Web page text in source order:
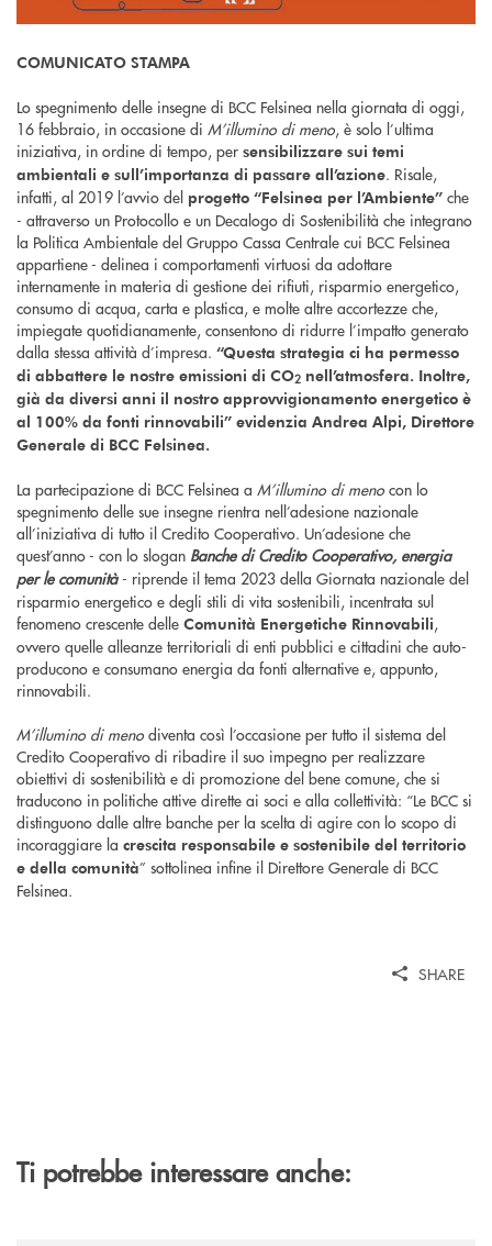
COMUNICATO STAMPA
Lo spegnimento delle insegne di BCC Felsinea nella giornata di oggi,
16 febbraio, in occasione di M’illumino di meno, è solo l’ultima
iniziativa, in ordine di tempo, per sensibilizzare sui temi
ambientali e sull’importanza di passare all’azione. Risale,
infatti, al 2019 l’avvio del progetto “Felsinea per l’Ambiente” che
- attraverso un Protocollo e un Decalogo di Sostenibilità che integrano
la Politica Ambientale del Gruppo Cassa Centrale cui BCC Felsinea
appartiene - delinea i comportamenti virtuosi da adottare
internamente in materia di gestione dei rifiuti, risparmio energetico,
consumo di acqua, carta e plastica, e molte altre accortezze che,
impiegate quotidianamente, consentono di ridurre l’impatto generato
dalla stessa attività d’impresa. “Questa strategia ci ha permesso
di abbattere le nostre emissioni di CO2 nell’atmosfera. Inoltre,
già da diversi anni il nostro approvvigionamento energetico è
al 100% da fonti rinnovabili” evidenzia Andrea Alpi, Direttore
Generale di BCC Felsinea.
La partecipazione di BCC Felsinea a M’illumino di meno con lo
spegnimento delle sue insegne rientra nell’adesione nazionale
all’iniziativa di tutto il Credito Cooperativo. Un’adesione che
quest’anno - con lo slogan Banche di Credito Cooperativo, energia
per le comunità - riprende il tema 2023 della Giornata nazionale del
risparmio energetico e degli stili di vita sostenibili, incentrata sul
fenomeno crescente delle Comunità Energetiche Rinnovabili,
ovvero quelle alleanze territoriali di enti pubblici e cittadini che auto-
producono e consumano energia da fonti alternative e, appunto,
rinnovabili.
M’illumino di meno diventa così l’occasione per tutto il sistema del
Credito Cooperativo di ribadire il suo impegno per realizzare
obiettivi di sostenibilità e di promozione del bene comune, che si
traducono in politiche attive dirette ai soci e alla collettività: “Le BCC si
distinguono dalle altre banche per la scelta di agire con lo scopo di
incoraggiare la crescita responsabile e sostenibile del territorio
e della comunità” sottolinea infine il Direttore Generale di BCC
Felsinea.
SHARE
Ti potrebbe interessare anche: